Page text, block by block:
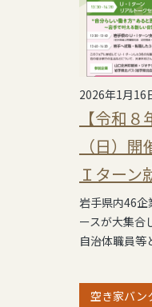
2026年1月16
【令和
（日）
Ｉターン
岩手県内46
ースが大集合
自治体職員等
空き家バン